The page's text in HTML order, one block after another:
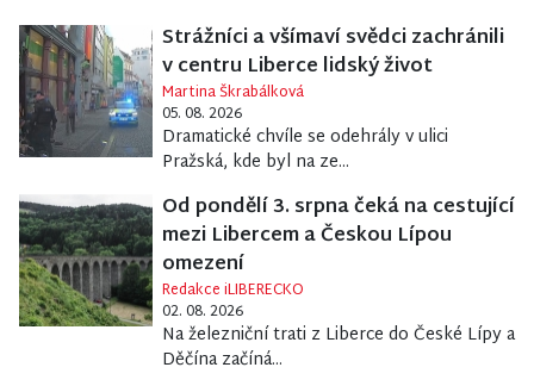
Strážníci a všímaví svědci zachránili
v centru Liberce lidský život
Martina Škrabálková
05. 08. 2026
Dramatické chvíle se odehrály v ulici
Pražská, kde byl na ze...
Od pondělí 3. srpna čeká na cestující
mezi Libercem a Českou Lípou
omezení
Redakce iLIBERECKO
02. 08. 2026
Na železniční trati z Liberce do České Lípy a
Děčína začíná...